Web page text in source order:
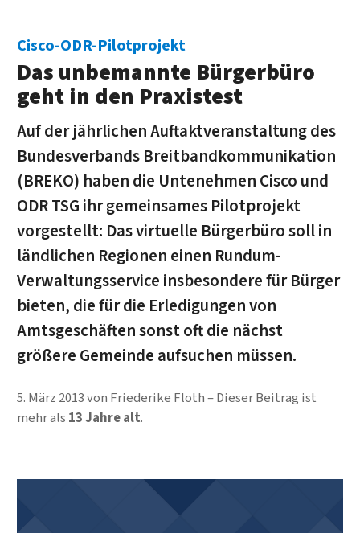
Cisco-ODR-Pilotprojekt
Das unbemannte Bürgerbüro
geht in den Praxistest
Auf der jährlichen Auftaktveranstaltung des
Bundesverbands Breitbandkommunikation
(BREKO) haben die Untenehmen Cisco und
ODR TSG ihr gemeinsames Pilotprojekt
vorgestellt: Das virtuelle Bürgerbüro soll in
ländlichen Regionen einen Rundum-
Verwaltungsservice insbesondere für Bürger
bieten, die für die Erledigungen von
Amtsgeschäften sonst oft die nächst
größere Gemeinde aufsuchen müssen.
5. März 2013von Friederike Floth
Dieser Beitrag ist
mehr als 13 Jahre alt.